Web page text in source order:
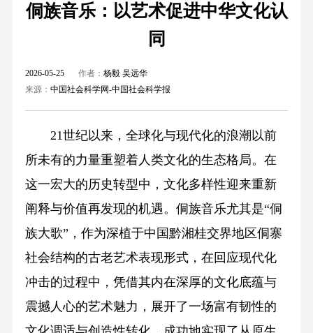
侗族音乐：以艺术促进中华文化认
同
2026-05-25 作者： 杨毅 吴远华
来源： 中国社会科学网-中国社会科学报
21世纪以来，全球化与现代化的浪潮以前
所未有的力量重塑着人类文化的生态格局。在
这一宏大的历史转型中，文化多样性迎来重新
阐释与价值再发现的机遇。侗族音乐尤其是“侗
族大歌”，作为深植于中国黔湘桂交界地区侗寨
社会结构的古老艺术表现形式，在回应现代化
冲击的过程中，凭借其内在深厚的文化底蕴与
震撼人心的艺术魅力，展开了一场富有韧性的